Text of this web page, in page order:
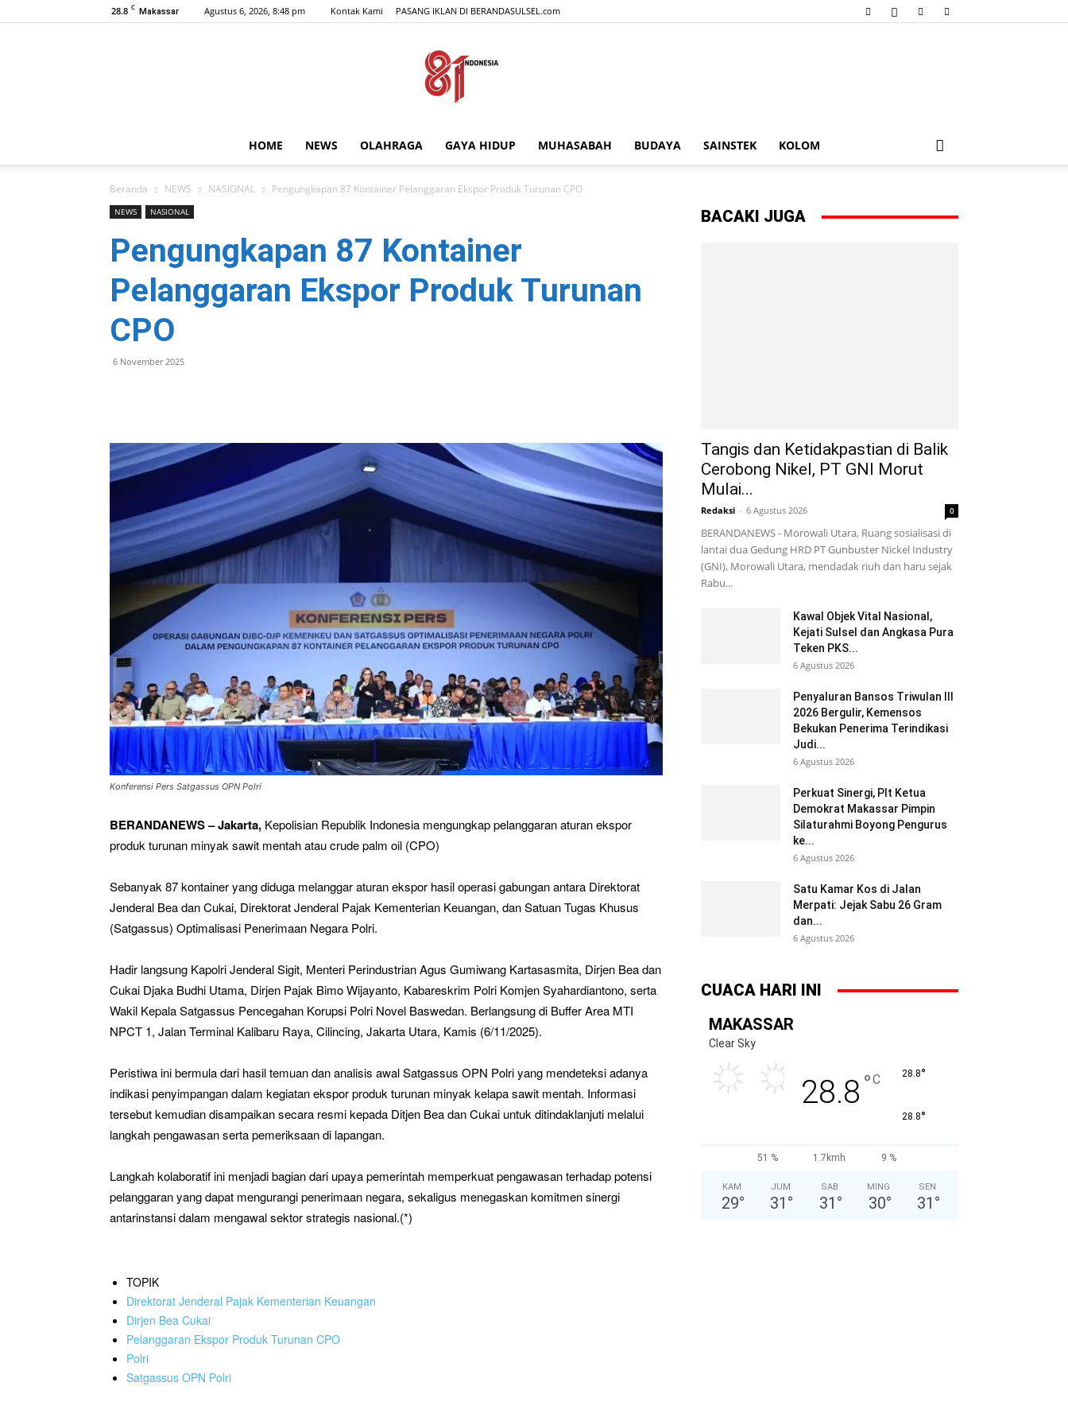
28.8 C Makassar Agustus 6, 2026, 8:48 pm Kontak Kami PASANG IKLAN DI BERANDASULSEL.com
HOME NEWS OLAHRAGA GAYA HIDUP MUHASABAH BUDAYA SAINSTEK KOLOM
Beranda NEWS NASIONAL Pengungkapan 87 Kontainer Pelanggaran Ekspor Produk Turunan CPO
NEWS NASIONAL
Pengungkapan 87 Kontainer
Pelanggaran Ekspor Produk Turunan
CPO
6 November 2025
Konferensi Pers Satgassus OPN Polri
BERANDANEWS – Jakarta, Kepolisian Republik Indonesia mengungkap pelanggaran aturan ekspor
produk turunan minyak sawit mentah atau crude palm oil (CPO)
Sebanyak 87 kontainer yang diduga melanggar aturan ekspor hasil operasi gabungan antara Direktorat
Jenderal Bea dan Cukai, Direktorat Jenderal Pajak Kementerian Keuangan, dan Satuan Tugas Khusus
(Satgassus) Optimalisasi Penerimaan Negara Polri.
Hadir langsung Kapolri Jenderal Sigit, Menteri Perindustrian Agus Gumiwang Kartasasmita, Dirjen Bea dan
Cukai Djaka Budhi Utama, Dirjen Pajak Bimo Wijayanto, Kabareskrim Polri Komjen Syahardiantono, serta
Wakil Kepala Satgassus Pencegahan Korupsi Polri Novel Baswedan. Berlangsung di Buffer Area MTI
NPCT 1, Jalan Terminal Kalibaru Raya, Cilincing, Jakarta Utara, Kamis (6/11/2025).
Peristiwa ini bermula dari hasil temuan dan analisis awal Satgassus OPN Polri yang mendeteksi adanya
indikasi penyimpangan dalam kegiatan ekspor produk turunan minyak kelapa sawit mentah. Informasi
tersebut kemudian disampaikan secara resmi kepada Ditjen Bea dan Cukai untuk ditindaklanjuti melalui
langkah pengawasan serta pemeriksaan di lapangan.
Langkah kolaboratif ini menjadi bagian dari upaya pemerintah memperkuat pengawasan terhadap potensi
pelanggaran yang dapat mengurangi penerimaan negara, sekaligus menegaskan komitmen sinergi
antarinstansi dalam mengawal sektor strategis nasional.(*)
TOPIK
Direktorat Jenderal Pajak Kementerian Keuangan
Dirjen Bea Cukai
Pelanggaran Ekspor Produk Turunan CPO
Polri
Satgassus OPN Polri
BACAKI JUGA
Tangis dan Ketidakpastian di Balik
Cerobong Nikel, PT GNI Morut
Mulai...
Redaksi - 6 Agustus 2026 0
BERANDANEWS - Morowali Utara, Ruang sosialisasi di
lantai dua Gedung HRD PT Gunbuster Nickel Industry
(GNI), Morowali Utara, mendadak riuh dan haru sejak
Rabu...
Kawal Objek Vital Nasional,
Kejati Sulsel dan Angkasa Pura
Teken PKS...
6 Agustus 2026
Penyaluran Bansos Triwulan III
2026 Bergulir, Kemensos
Bekukan Penerima Terindikasi
Judi...
6 Agustus 2026
Perkuat Sinergi, Plt Ketua
Demokrat Makassar Pimpin
Silaturahmi Boyong Pengurus
ke...
6 Agustus 2026
Satu Kamar Kos di Jalan
Merpati: Jejak Sabu 26 Gram
dan...
6 Agustus 2026
CUACA HARI INI
MAKASSAR
Clear Sky
28.8 °C 28.8°
28.8°
51 % 1.7kmh 9 %
KAM
29°
JUM
31 °
SAB
31 °
MING
30°
SEN
31 °